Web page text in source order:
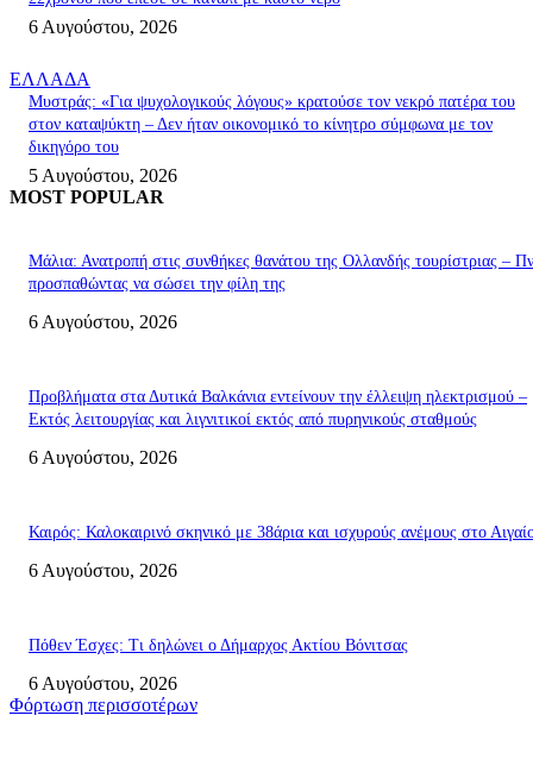
6 Αυγούστου, 2026
ΕΛΛΑΔΑ
Μυστράς: «Για ψυχολογικούς λόγους» κρατούσε τον νεκρό πατέρα του
στον καταψύκτη – Δεν ήταν οικονομικό το κίνητρο σύμφωνα με τον
δικηγόρο του
5 Αυγούστου, 2026
MOST POPULAR
Μάλια: Ανατροπή στις συνθήκες θανάτου της Ολλανδής τουρίστριας –
προσπαθώντας να σώσει την φίλη της
6 Αυγούστου, 2026
Προβλήματα στα Δυτικά Βαλκάνια εντείνουν την έλλειψη ηλεκτρισμού –
Εκτός λειτουργίας και λιγνιτικοί εκτός από πυρηνικούς σταθμούς
6 Αυγούστου, 2026
Καιρός: Καλοκαιρινό σκηνικό με 38άρια και ισχυρούς ανέμους στο
6 Αυγούστου, 2026
Πόθεν Έσχες: Τι δηλώνει ο Δήμαρχος Ακτίου Βόνιτσας
6 Αυγούστου, 2026
Φόρτωση περισσοτέρων